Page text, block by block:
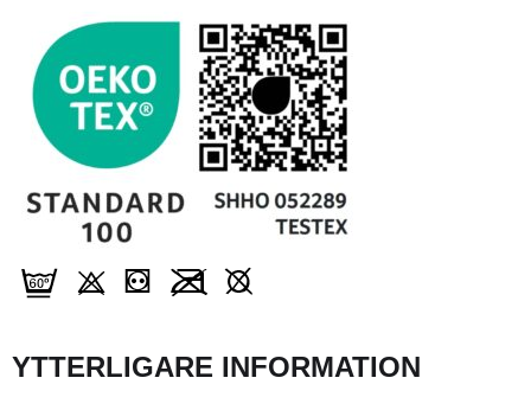
YTTERLIGARE INFORMATION